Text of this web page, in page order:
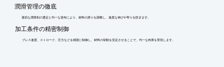
潤滑管理の徹底
適切な潤滑剤の選定と均一な塗布により、材料の滑りを調整し、過度な伸びや寄りを防ぎます。
加工条件の精密制御
プレス速度、ストローク、圧力などを精密に制御し、材料の挙動を安定させることで、均一な肉厚を実現します。